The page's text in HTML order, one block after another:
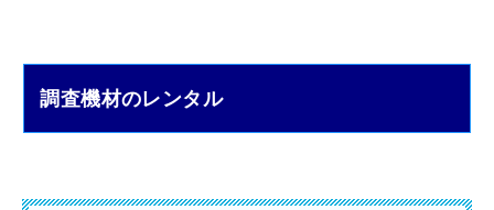
調査機材のレンタル